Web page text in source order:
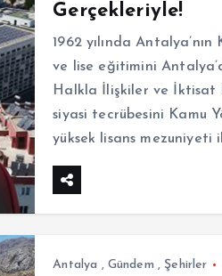
Gerçekleriyle!
1962 yılında
ve lise eğitimini
Halkla İlişkiler ve İktisat
siyasi tecrübesini Kamu
yüksek lisans mezuniyeti
Antalya , Gündem , Şehirler